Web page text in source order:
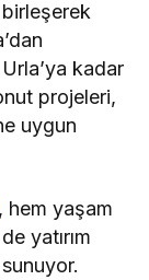
kadar
projeleri,
uygun
, hem yaşam
yatırım